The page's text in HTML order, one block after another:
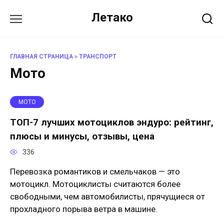
Летако
ГЛАВНАЯ СТРАНИЦА » ТРАНСПОРТ
Мото
МОТО
ТОП-7 лучших мотоциклов эндуро: рейтинг,
плюсы и минусы, отзывы, цена
336
Перевозка романтиков и смельчаков — это
мотоцикл. Мотоциклисты считаются более
свободными, чем автомобилисты, прячущиеся от
прохладного порыва ветра в машине.